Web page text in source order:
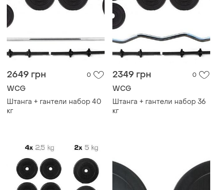
2649 грн 0
WCG
Штанга + гантели набор 40
кг
2349 грн 0
WCG
Штанга + гантели набор 36
кг